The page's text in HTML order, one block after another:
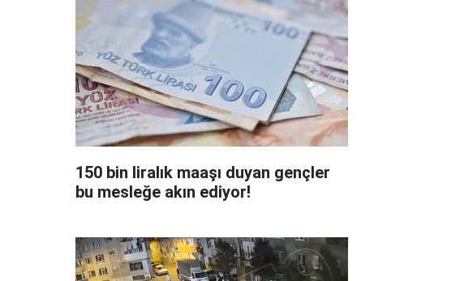
150 bin liralık maaşı duyan gençler
bu mesleğe akın ediyor!